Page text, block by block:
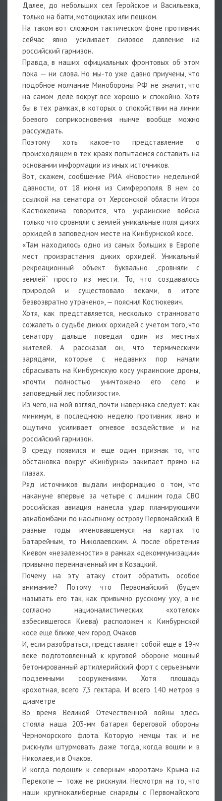
Далее, до небольших сел Геройское и Васильевка,
только на багги, мотоциклах или пешком.
На таком вот сложном тактическом фоне противник
сейчас явно усиливает силовое давление на
российский гарнизон.
Правда, в наших официальных фронтовых об этом
пока — ни слова. Но мы-то уже давно приучены, что
подобное молчание Минобороны РФ не значит, что
на самом деле вокруг все хорошо и спокойно. Хотя
бы в тех рамках, в которых о спокойствии на линии
боевого соприкосновения нынче вообще можно
рассуждать.
Поэтому хоть какое-то представление о
происходящем в тех краях попытаемся составить на
основании информации из иных источников.
Вот, скажем, сообщение РИА «Новости» недельной
давности, от 18 июня из Симферополя. В нем со
ссылкой на сенатора от Херсонской области Игоря
Кастюкевича говорится, что украинские войска
только что сровняли с землей уникальные поля диких
орхидей в заповедном месте на Кинбурнской косе.
«Там находилось одно из самых больших в Европе
мест произрастания диких орхидей. Уникальный
рекреационный объект буквально „сровняли с
землей“ просто из мести. То, что создавалось
природой и существовало веками, в итоге
безвозвратно утрачено», — пояснил Костюкевич.
Хотя, как представляется, несколько странновато
сожалеть о судьбе диких орхидей с учетом того, что
сенатору дальше поведал один из местных
жителей. А рассказал он, что термическими
зарядами, которые с недавних пор начали
сбрасывать на Кинбурнскую косу украинские дроны,
«почти полностью уничтожено его село и
заповедный лес поблизости».
Из чего, на мой взгляд, почти наверняка следует: как
минимум, в последнюю неделю противник явно и
ощутимо усиливает огневое воздействие и на
российский гарнизон.
В среду появился и еще один признак то, что
обстановка вокруг «Кинбурна» закипает прямо на
глазах.
Ряд источников выдали информацию о том, что
накануне впервые за четыре с лишним года СВО
российская авиация нанесла удар планирующими
авиабомбами по насыпному острову Первомайский. В
разные годы именовавшемуся на картах то
Батарейным, то Николаевским. А после обретения
Киевом «незалежности» в рамках «декоммунизации»
привычно переиначенный им в Козацкий.
Почему на эту атаку стоит обратить особое
внимание? Потому что Первомайский (будем
называть его так, как привычно русскому уху, а не
согласно националистических «хотелок»
взбесившегося Киева) расположен к Кинбурнской
косе еще ближе, чем город Очаков.
И, если разобраться, представляет собой еще в 19-м
веке подготовленный к круговой обороне мощный
бетонированный артиллерийский форт с серьезными
подземными сооружениями. Хотя площадь
крохотная, всего 7,3 гектара. И всего 140 метров в
диаметре
Во время Великой Отечественной войны здесь
стояла наша 203-мм батарея береговой обороны
Черноморского флота. Которую немцы так и не
рискнули штурмовать даже тогда, когда вошли и в
Николаев, и в Очаков.
И когда подошли к северным «воротам» Крыма на
Перекопе — тоже не рискнули. Несмотря на то, что
наши крупнокалиберные снаряды с Первомайского